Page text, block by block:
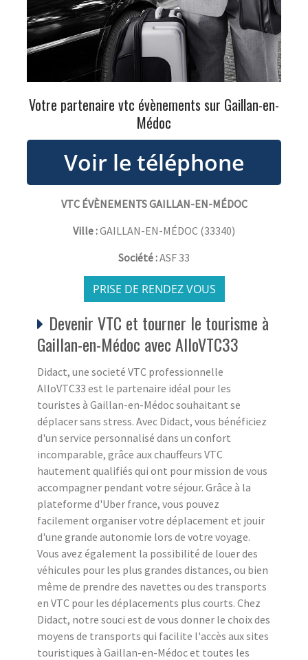
Votre partenaire vtc évènements sur Gaillan-en-
Médoc
VTC ÉVÈNEMENTS GAILLAN-EN-MÉDOC
Ville :GAILLAN-EN-MÉDOC (33340)
Société :ASF 33
PRISE DE RENDEZ VOUS
Devenir VTC et tourner le tourisme à
Gaillan-en-Médoc avec AlloVTC33
Didact, une societé VTC professionnelle
AlloVTC33 est le partenaire idéal pour les
touristes à Gaillan-en-Médoc souhaitant se
déplacer sans stress. Avec Didact, vous bénéficiez
d'un service personnalisé dans un confort
incomparable, grâce aux chauffeurs VTC
hautement qualifiés qui ont pour mission de vous
accompagner pendant votre séjour. Grâce à la
plateforme d'Uber france, vous pouvez
facilement organiser votre déplacement et jouir
d'une grande autonomie lors de votre voyage.
Vous avez également la possibilité de louer des
véhicules pour les plus grandes distances, ou bien
même de prendre des navettes ou des transports
en VTC pour les déplacements plus courts. Chez
Didact, notre souci est de vous donner le choix des
moyens de transports qui facilite l'accès aux sites
touristiques à Gaillan-en-Médoc et toutes les